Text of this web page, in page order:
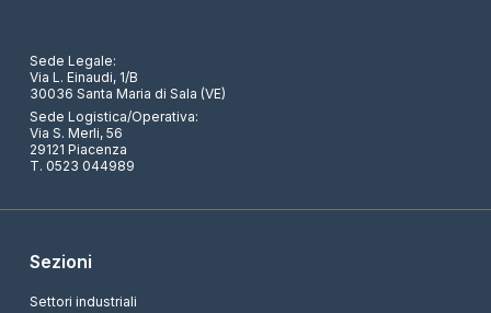
Sede Legale:
Via L. Einaudi, 1/B
30036 Santa Maria di Sala (VE)
Sede Logistica/Operativa:
Via S. Merli, 56
29121 Piacenza
T. 0523 044989
Sezioni
Settori industriali